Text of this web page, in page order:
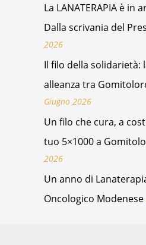
La LANATERAPIA è in
Dalla scrivania del
2026
Il filo della solidarietà:
alleanza tra
Giugno 2026
Un filo che cura, a
tuo 5×1000 a
2026
Un anno di
Oncologico Modenese